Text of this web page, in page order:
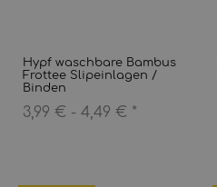
Hypf waschbare Bambus
Frottee Slipeinlagen /
Binden
3,99 € - 4,49 € *